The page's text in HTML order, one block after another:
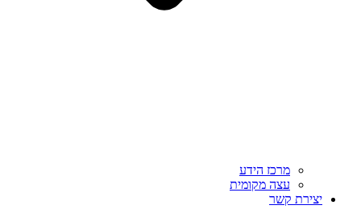
מרכז הידע
עצה מקומית
יצירת קשר